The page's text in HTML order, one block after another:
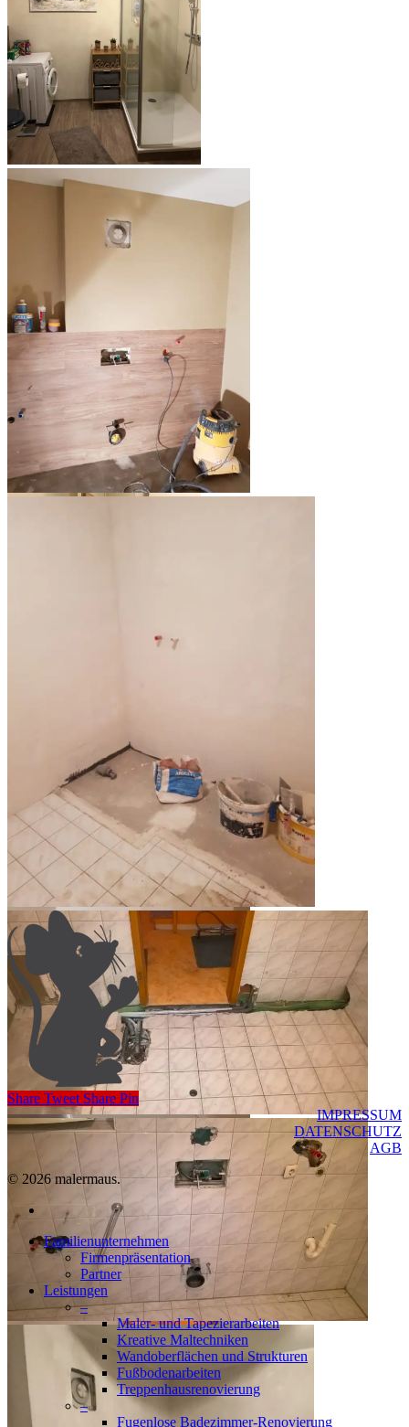
Share Tweet Share Pin
IMPRESSUM
DATENSCHUTZ
AGB
© 2026 malermaus.
facebook
Close
Menu
Familienunternehmen
Firmenpräsentation
Partner
Leistungen
–
Maler- und Tapezierarbeiten
Kreative Maltechniken
Wandoberflächen und Strukturen
Fußbodenarbeiten
Treppenhausrenovierung
–
Fugenlose Badezimmer-Renovierung